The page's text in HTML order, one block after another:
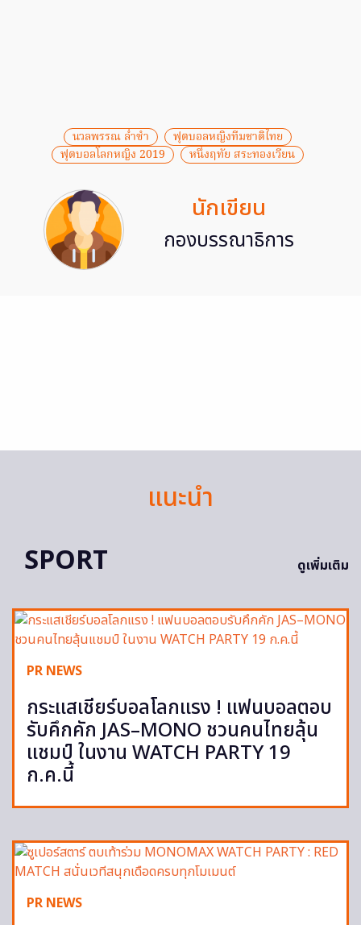
นวลพรรณ ล่ำซำ
ฟุตบอลหญิงทีมชาติไทย
ฟุตบอลโลกหญิง 2019
หนึ่งฤทัย สระทองเวียน
นักเขียน
กองบรรณาธิการ
แนะนำ
SPORT
ดูเพิ่มเติม
PR NEWS
กระแสเชียร์บอลโลกแรง ! แฟนบอลตอบ
รับคึกคัก JAS–MONO ชวนคนไทยลุ้น
แชมป์ ในงาน WATCH PARTY 19
ก.ค.นี้
PR NEWS